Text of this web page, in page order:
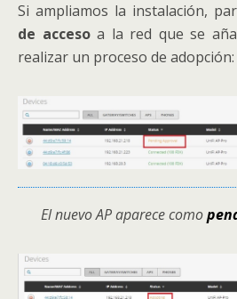
Si ampliamos la instalación,
de accesoa la red que se
realizar un proceso de adopción:
El nuevo AP aparece como